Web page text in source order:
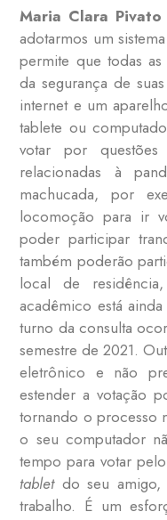
Maria Clara Pivato
adotarmos um
permite que todas
da segurança de
internet e um
tablete ou
votar por
relacionadas à
machucada, por
locomoção para ir
poder participar
também poderão
local de
acadêmico está
turno da consulta
semestre de 2021.
eletrônico e não
estender a votação
tornando o processo
o seu computador
tempo para votar
tabletdo seu amigo,
trabalho. É um